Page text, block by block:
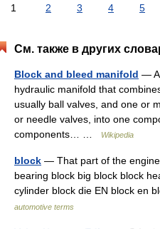
1 2 3 4 5
См. также в других
Block and bleed manifold — A
hydraulic manifold that
usually ball valves, and one or
or needle valves, into one
components… …
Wikipedia
block — That part of the
bearing block big block block
cylinder block die EN block en
automotive terms